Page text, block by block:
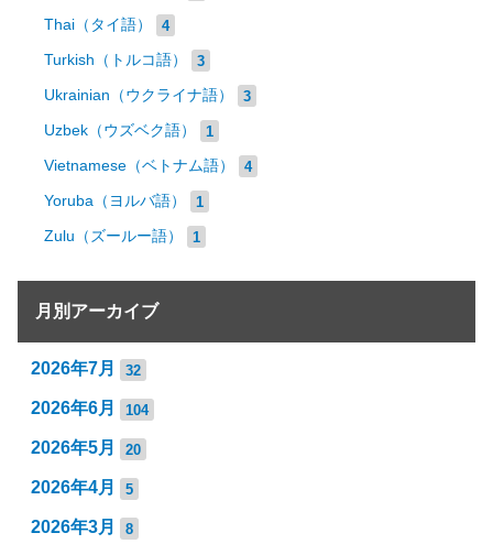
Thai（タイ語） 4
Turkish（トルコ語） 3
Ukrainian（ウクライナ語） 3
Uzbek（ウズベク語） 1
Vietnamese（ベトナム語） 4
Yoruba（ヨルバ語） 1
Zulu（ズールー語） 1
月別アーカイブ
2026年7月 32
2026年6月 104
2026年5月 20
2026年4月 5
2026年3月 8